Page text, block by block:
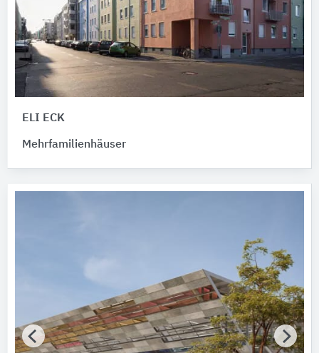
Energiestandard
Bitte auswählen
Zertifikat vorhanden
ELI ECK
Mehrfamilienhäuser